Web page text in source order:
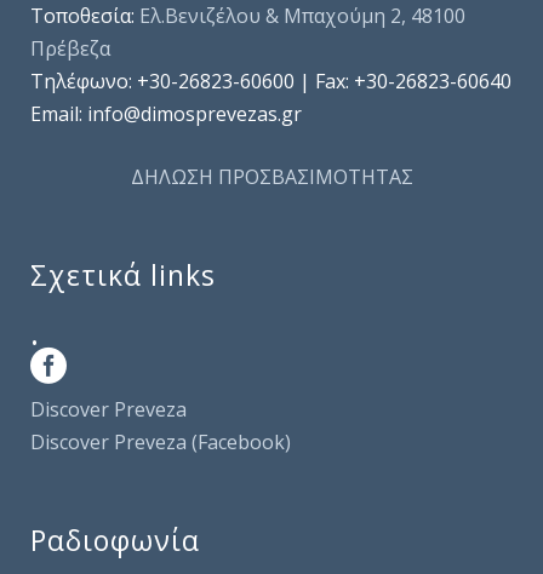
Τοποθεσία: Ελ.Βενιζέλου & Μπαχούμη 2, 48100
Πρέβεζα
Τηλέφωνo: +30-26823-60600 | Fax: +30-26823-60640
Email: info@dimosprevezas.gr
ΔΗΛΩΣΗ ΠΡΟΣΒΑΣΙΜΟΤΗΤΑΣ
Σχετικά links
.
Discover Preveza
Discover Preveza (Facebook)
Ραδιοφωνία